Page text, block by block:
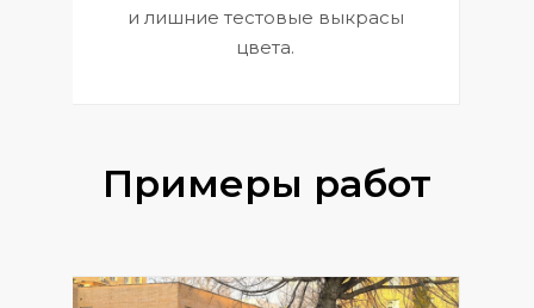
и лишние тестовые выкрасы
цвета.
Примеры работ